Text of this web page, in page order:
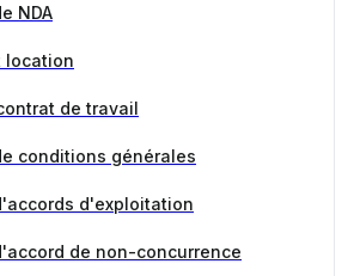
NDA
location
de travail
conditions générales
d'exploitation
de non-concurrence